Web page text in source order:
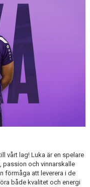
vårt lag! Luka är en spelare
passion och vinnarskalle
förmåga att leverera i de
både kvalitet och energi